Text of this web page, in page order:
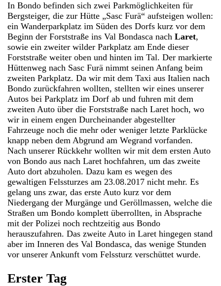
In Bondo befinden sich zwei Parkmöglichkeiten für
Bergsteiger, die zur Hütte „Sasc Furä“ aufsteigen wollen:
ein Wanderparkplatz im Süden des Dorfs kurz vor dem
Beginn der Forststraße ins Val Bondasca nachLaret,
sowie ein zweiter wilder Parkplatz am Ende dieser
Forststraße weiter oben und hinten im Tal. Der markierte
Hüttenweg nach Sasc Furä nimmt seinen Anfang beim
zweiten Parkplatz. Da wir mit dem Taxi aus Italien nach
Bondo zurückfahren wollten, stellten wir eines unserer
Autos bei Parkplatz im Dorf ab und fuhren mit dem
zweiten Auto über die Forststraße nach Laret hoch, wo
wir in einem engen Durcheinander abgestellter
Fahrzeuge noch die mehr oder weniger letzte Parklücke
knapp neben dem Abgrund am Wegrand vorfanden.
Nach unserer Rückkehr wollten wir mit dem ersten Auto
von Bondo aus nach Laret hochfahren, um das zweite
Auto dort abzuholen. Dazu kam es wegen des
gewaltigen Felssturzes am 23.08.2017 nicht mehr. Es
gelang uns zwar, das erste Auto kurz vor dem
Niedergang der Murgänge und Geröllmassen, welche die
Straßen um Bondo komplett überrollten, in Absprache
mit der Polizei noch rechtzeitig aus Bondo
herauszufahren. Das zweite Auto in Laret hingegen stand
aber im Inneren des Val Bondasca, das wenige Stunden
vor unserer Ankunft vom Felssturz verschüttet wurde.
Erster Tag